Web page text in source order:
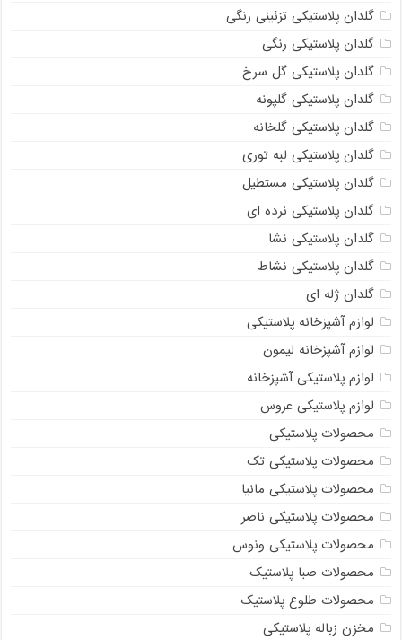
گلدان پلاستیکی تزئینی رنگی
گلدان پلاستیکی رنگی
گلدان پلاستیکی گل سرخ
گلدان پلاستیکی گلپونه
گلدان پلاستیکی گلخانه
گلدان پلاستیکی لبه توری
گلدان پلاستیکی مستطیل
گلدان پلاستیکی نرده ای
گلدان پلاستیکی نشا
گلدان پلاستیکی نشاط
گلدان ژله ای
لوازم آشپزخانه پلاستیکی
لوازم آشپزخانه لیمون
لوازم پلاستیکی آشپزخانه
لوازم پلاستیکی عروس
محصولات پلاستیکی
محصولات پلاستیکی تک
محصولات پلاستیکی مانیا
محصولات پلاستیکی ناصر
محصولات پلاستیکی ونوس
محصولات صبا پلاستیک
محصولات طلوع پلاستیک
مخزن زباله پلاستیکی